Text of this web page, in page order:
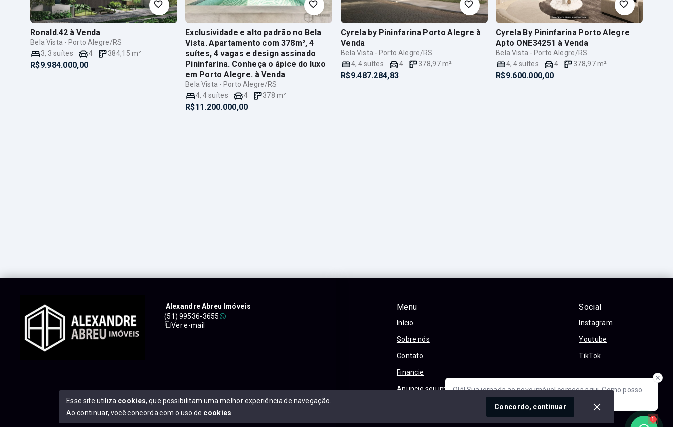
Ronald.42 à Venda
Bela Vista - Porto Alegre/RS
3, 3 suítes 4 384,15 m²
R$9.984.000,00
Exclusividade e alto padrão no Bela
Vista. Apartamento com 378m², 4
suítes, 4 vagas e design assinado
Pininfarina. Conheça o ápice do luxo
em Porto Alegre. à Venda
Bela Vista - Porto Alegre/RS
4,4suítes 4 378 m²
R$11.200.000,00
Cyrela by Pininfarina Porto Alegre à
Venda
Bela Vista - Porto Alegre/RS
4,4suítes 4 378,97m²
R$9.487.284,83
Cyrela By Pininfarina Porto Alegre
Apto ONE34251 à Venda
Bela Vista - Porto Alegre/RS
4,4suítes 4 378,97m²
R$9.600.000,00
Olá! Sua jornada ao novo imóvel começa aqui. Como posso
1
Menu
Início
Sobre nós
Contato
Financie
Anuncie seu imóvel conosco
Social
Instagram
Youtube
TikTok
Alexandre Abreu Imóveis
(51) 99536-3655
Ver e-mail
Esse site utiliza cookies, que possibilitam uma melhor experiência de navegação.
Ao continuar, você concorda com o uso de cookies
Concordo, continuar